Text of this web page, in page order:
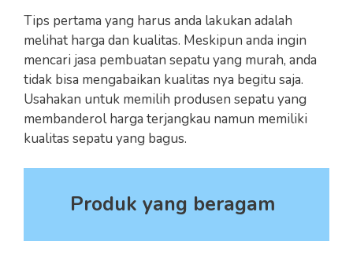
Tips pertama yang harus anda lakukan adalah
melihat harga dan kualitas. Meskipun anda ingin
mencari jasa pembuatan sepatu yang murah, anda
tidak bisa mengabaikan kualitas nya begitu saja.
Usahakan untuk memilih produsen sepatu yang
membanderol harga terjangkau namun memiliki
kualitas sepatu yang bagus.
Produk yang beragam